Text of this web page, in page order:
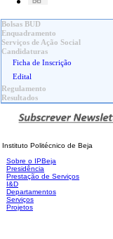
Bolsas BUD
Enquadramento
Serviços de Ação Social
Candidaturas
Ficha de Inscrição
Edital
Regulamento
Resultados
Instituto Politécnico de Beja
Sobre o IPBeja
Presidência
Prestação de Serviços
I&D
Departamentos
Serviços
Projetos